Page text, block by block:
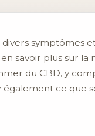
symptômes
savoir plus sur
du CBD, y
également ce